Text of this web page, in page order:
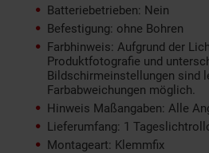
Batteriebetrieben: Nein
Befestigung: ohne Bohren
Farbhinweis: Aufgrund der
Produktfotografie und
Bildschirmeinstellungen sind
Farbabweichungen möglich.
Hinweis Maßangaben: Alle
Lieferumfang: 1
Montageart: Klemmfix